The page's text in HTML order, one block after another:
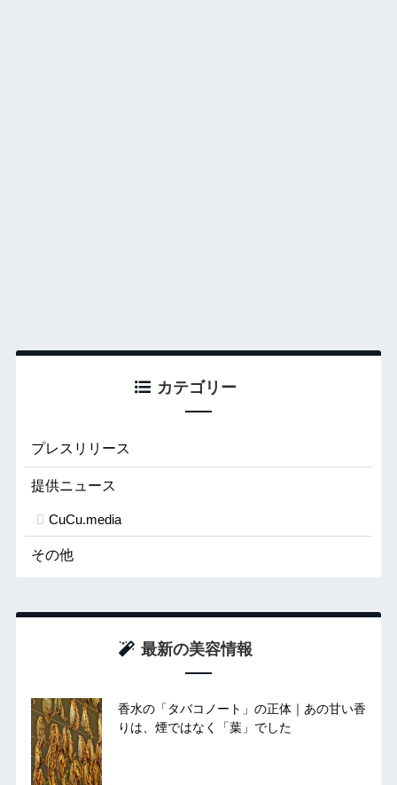
カテゴリー
プレスリリース
提供ニュース
CuCu.media
その他
最新の美容情報
香水の「タバコノート」の正体｜あの甘い香
りは、煙ではなく「葉」でした